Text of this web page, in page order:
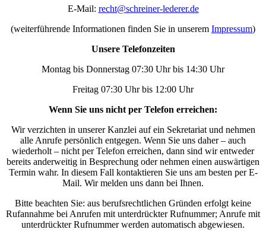
E-Mail: recht@schreiner-lederer.de
(weiterführende Informationen finden Sie in unserem Impressum)
Unsere Telefonzeiten
Montag bis Donnerstag 07:30 Uhr bis 14:30 Uhr
Freitag 07:30 Uhr bis 12:00 Uhr
Wenn Sie uns nicht per Telefon erreichen:
Wir verzichten in unserer Kanzlei auf ein Sekretariat und nehmen
alle Anrufe persönlich entgegen. Wenn Sie uns daher – auch
wiederholt – nicht per Telefon erreichen, dann sind wir entweder
bereits anderweitig in Besprechung oder nehmen einen auswärtigen
Termin wahr. In diesem Fall kontaktieren Sie uns am besten per E-
Mail. Wir melden uns dann bei Ihnen.
Bitte beachten Sie: aus berufsrechtlichen Gründen erfolgt keine
Rufannahme bei Anrufen mit unterdrückter Rufnummer; Anrufe mit
unterdrückter Rufnummer werden automatisch abgewiesen.